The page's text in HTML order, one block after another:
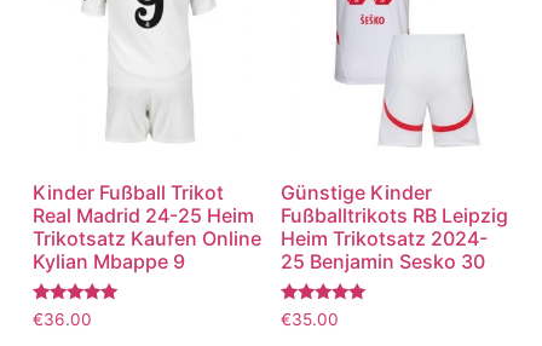
Kinder Fußball Trikot
Real Madrid 24-25 Heim
Trikotsatz Kaufen Online
Kylian Mbappe 9
Bewertet
mit
€36.00
Günstige Kinder
Fußballtrikots RB Leipzig
Heim Trikotsatz 2024-
25 Benjamin Sesko 30
Bewertet
mit
€35.00